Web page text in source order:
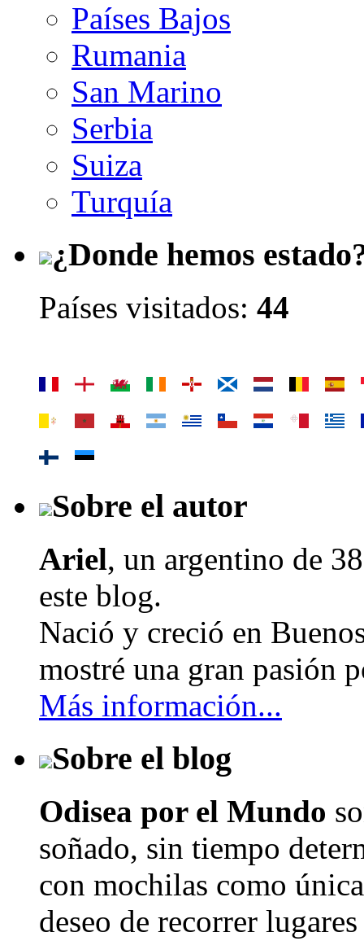
Países Bajos
Rumania
San Marino
Serbia
Suiza
Turquía
¿Donde hemos
Países visitados: 44
Sobre el autor
Ariel, un argentino de
este blog.
Nació y creció en
mostré una gran pasión
Más información...
Sobre el blog
Odisea por el Mundo
soñado, sin tiempo
con mochilas como
deseo de recorrer